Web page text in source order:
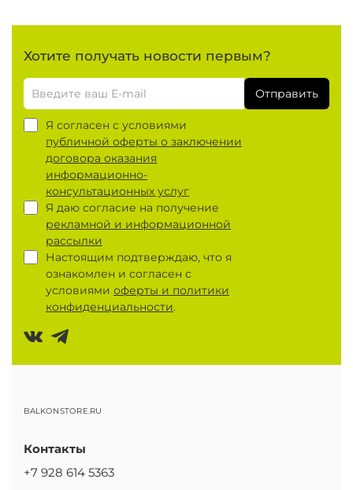
Хотите получать новости первым?
Отправить
Я согласен с условиями
публичной оферты о заключении
договора оказания
информационно-
консультационных услуг
Я даю согласие на получение
рекламной и информационной
рассылки
Настоящим подтверждаю, что я
ознакомлен и согласен с
условиями оферты и политики
конфиденциальности.
BALKONSTORE.RU
Контакты
+7 928 614 5363